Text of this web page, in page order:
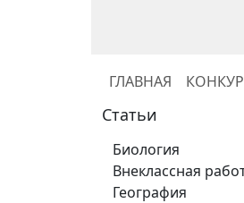
ГЛАВНАЯ
Статьи
Биология
Внеклассная
География